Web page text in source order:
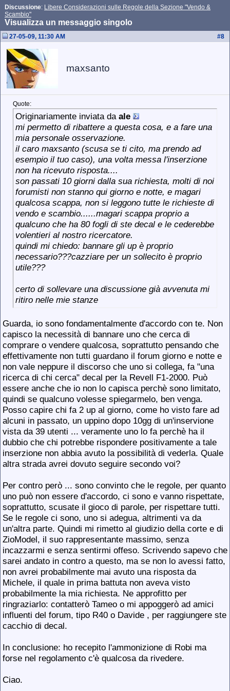
Discussione: Libere Considerazioni sulle Regole della Sezione "Vendo &
Scambio"
Visualizza un messaggio singolo
#8
27-05-09, 11:30 AM
maxsanto
Quote:
Originariamente inviata da ale
mi permetto di ribattere a questa cosa, e a fare una
mia personale osservazione.
il caro maxsanto (scusa se ti cito, ma prendo ad
esempio il tuo caso), una volta messa l'inserzione
non ha ricevuto risposta....
son passati 10 giorni dalla sua richiesta, molti di noi
forumisti non stanno qui giorno e notte, e magari
qualcosa scappa, non si leggono tutte le richieste di
vendo e scambio......magari scappa proprio a
qualcuno che ha 80 fogli di ste decal e le cederebbe
volentieri al nostro ricercatore.
quindi mi chiedo: bannare gli up è proprio
necessario???cazziare per un sollecito è proprio
utile???
certo di sollevare una discussione già avvenuta mi
ritiro nelle mie stanze
Guarda, io sono fondamentalmente d'accordo con te. Non
capisco la necessità di bannare uno che cerca di
comprare o vendere qualcosa, soprattutto pensando che
effettivamente non tutti guardano il forum giorno e notte e
non vale neppure il discorso che uno si collega, fa "una
ricerca di chi cerca" decal per la Revell F1-2000. Può
essere anche che io non lo capisca perchè sono limitato,
quindi se qualcuno volesse spiegarmelo, ben venga.
Posso capire chi fa 2 up al giorno, come ho visto fare ad
alcuni in passato, un uppino dopo 10gg di un'inservione
vista da 39 utenti ... veramente uno lo fa perchè ha il
dubbio che chi potrebbe rispondere positivamente a tale
inserzione non abbia avuto la possibilità di vederla. Quale
altra strada avrei dovuto seguire secondo voi?
Per contro però ... sono convinto che le regole, per quanto
uno può non essere d'accordo, ci sono e vanno rispettate,
soprattutto, scusate il gioco di parole, per rispettare tutti.
Se le regole ci sono, uno si adegua, altrimenti va da
un'altra parte. Quindi mi rimetto al giudizio della corte e di
ZioModel, il suo rappresentante massimo, senza
incazzarmi e senza sentirmi offeso. Scrivendo sapevo che
sarei andato in contro a questo, ma se non lo avessi fatto,
non avrei probabilmente mai avuto una risposta da
Michele, il quale in prima battuta non aveva visto
probabilmente la mia richiesta. Ne approfitto per
ringraziarlo: contatterò Tameo o mi appoggerò ad amici
influenti del forum, tipo R40 o Davide , per raggiungere ste
cacchio di decal.
In conclusione: ho recepito l'ammonizione di Robi ma
forse nel regolamento c'è qualcosa da rivedere.
Ciao.